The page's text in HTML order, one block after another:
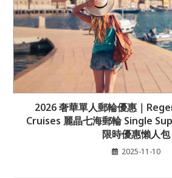
2026 奢華單人郵輪優惠｜
Cruises 麗晶七海郵輪 Single
限時優惠懶人包
2025-11-10